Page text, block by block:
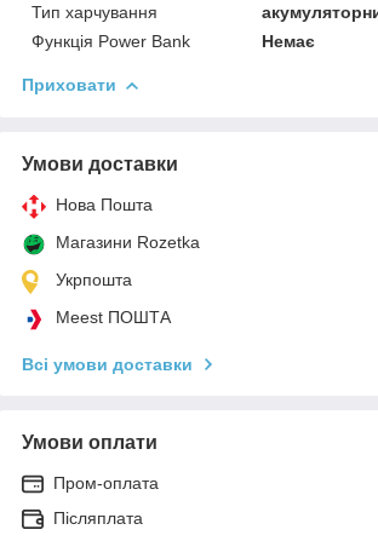
Тип харчування
Функція Power Bank
Немає
Приховати
Умови доставки
Нова Пошта
Магазини Rozetka
Укрпошта
Meest ПОШТА
Всі умови доставки
Умови оплати
Пром-оплата
Післяплата